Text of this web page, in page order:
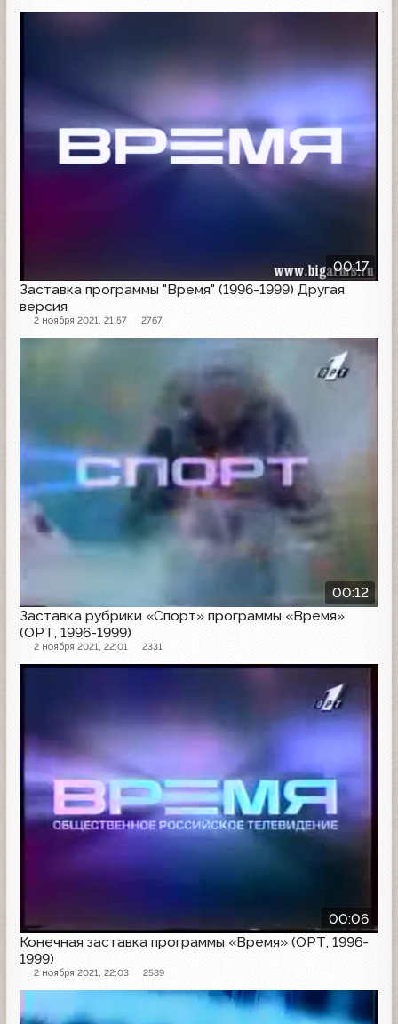
00:17
Заставка программы "Время" (1996-1999) Другая
версия
2 ноября 2021, 21:57 2767
00:12
Заставка рубрики «Спорт» программы «Время»
(ОРТ, 1996-1999)
2 ноября 2021, 22:01 2331
00:06
Конечная заставка программы «Время» (ОРТ, 1996-
1999)
2 ноября 2021, 22:03 2589